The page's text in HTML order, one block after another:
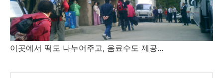
이곳에서 떡도 나누어주고, 음료수도 제공...